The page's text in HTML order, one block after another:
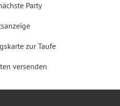
Party
zur Taufe
versenden